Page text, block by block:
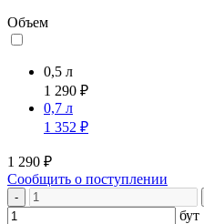
Объем
0,5 л
1 290 ₽
0,7 л
1 352 ₽
1 290 ₽
Сообщить о поступлении
-
бут